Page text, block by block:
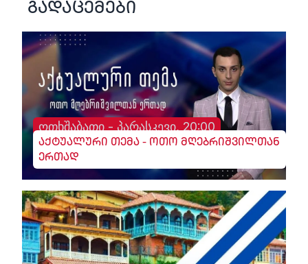
გადაცემები
ოთხშაბათი - პარასკევი, 20:00
აქტუალური თემა - ოთო მღებრიშვილთან
ერთად